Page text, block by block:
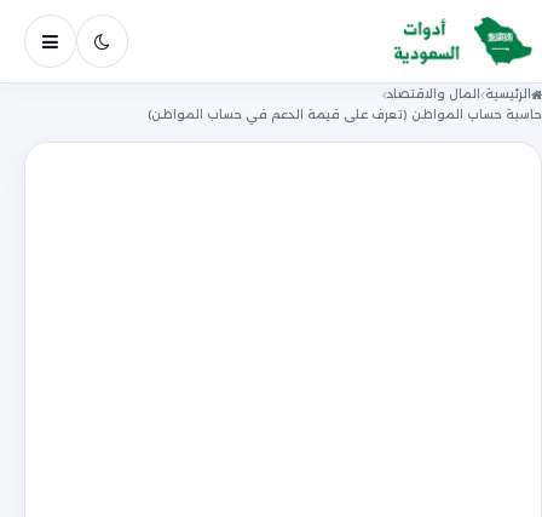
فتح
الرئيسية المال والاقتصاد
حاسبة حساب المواطن (تعرف على قيمة الدعم في حساب المواطن)